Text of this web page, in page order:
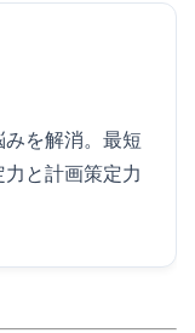
を解消。最短
と計画策定力